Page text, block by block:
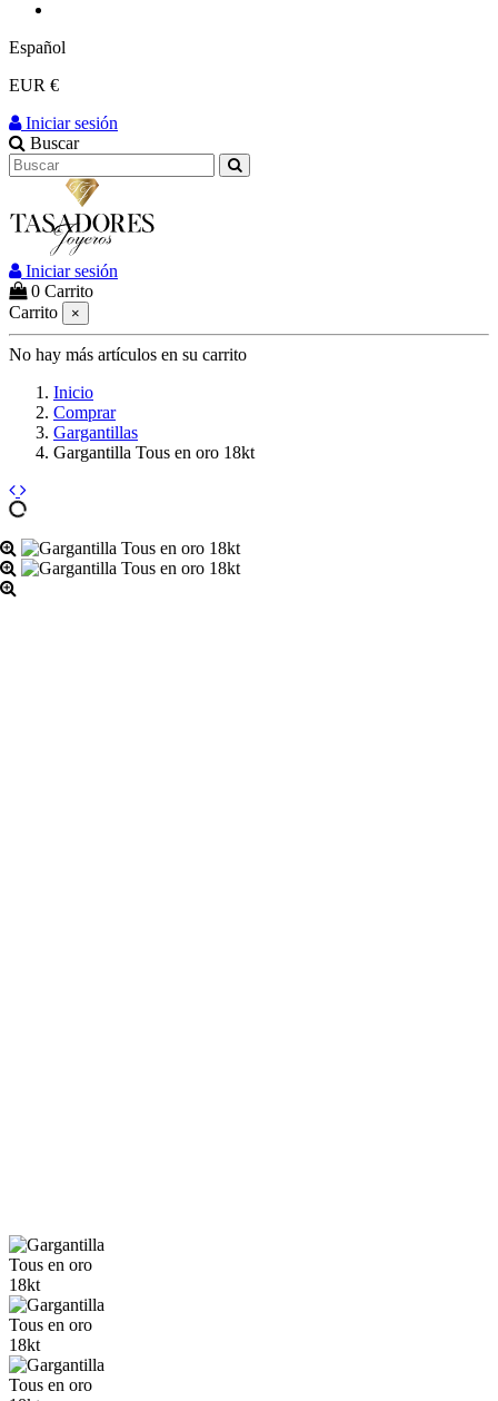
Español
EUR €
Iniciar sesión
Buscar
Iniciar sesión
0 Carrito
Carrito
×
No hay más artículos en su carrito
Inicio
Comprar
Gargantillas
Gargantilla Tous en oro 18kt